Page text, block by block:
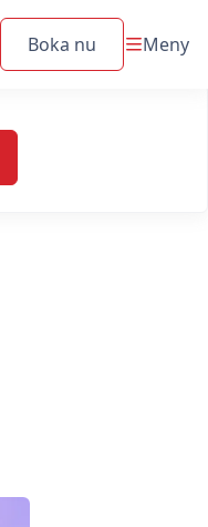
Boka nu Meny